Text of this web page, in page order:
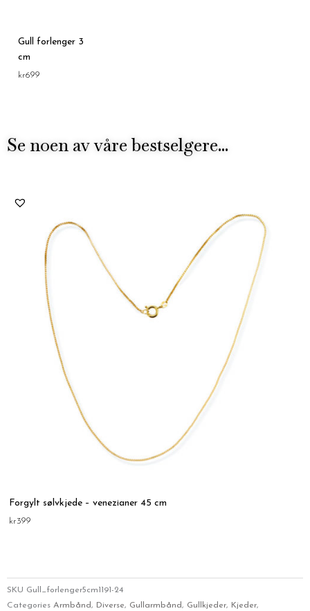
Gull forlenger 3
cm
kr699
Se noen av våre bestselgere...
Forgylt sølvkjede – venezianer 45 cm
kr399
SKU Gull_forlenger5cm1191-24
Categories Armbånd, Diverse, Gullarmbånd, Gullkjeder, Kjeder,